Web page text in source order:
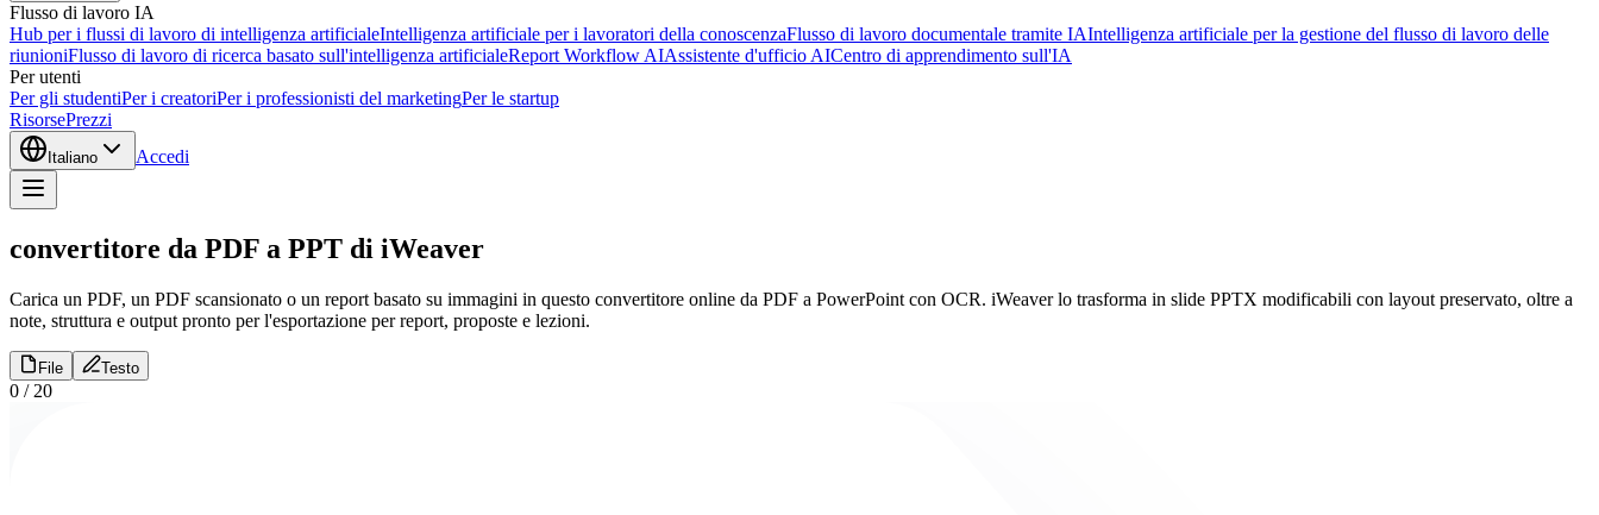
Flusso di lavoro IA
Hub per i flussi di lavoro di intelligenza artificialeIntelligenza artificiale per i lavoratori della conoscenzaFlusso di lavoro documentale tramite IAIntelligenza artificiale per la gestione del flusso di lavoro delle
riunioniFlusso di lavoro di ricerca basato sull'intelligenza artificialeReport Workflow AIAssistente d'ufficio AICentro di apprendimento sull'IA
Per utenti
Per gli studentiPer i creatoriPer i professionisti del marketingPer le startup
RisorsePrezzi
Italiano Accedi
convertitore da PDF a PPT di iWeaver
Carica un PDF, un PDF scansionato o un report basato su immagini in questo convertitore online da PDF a PowerPoint con OCR. iWeaver lo trasforma in slide PPTX modificabili con layout preservato, oltre a
note, struttura e output pronto per l'esportazione per report, proposte e lezioni.
File Testo
0 / 20